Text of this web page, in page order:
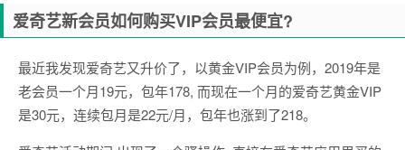
爱奇艺新会员如何购买VIP会员最便宜?
最近我发现爱奇艺又升价了，以黄金VIP会员为例，2019年是
老会员一个月19元，包年178, 而现在一个月的爱奇艺黄金VIP
是30元，连续包月是22元/月，包年也涨到了218。